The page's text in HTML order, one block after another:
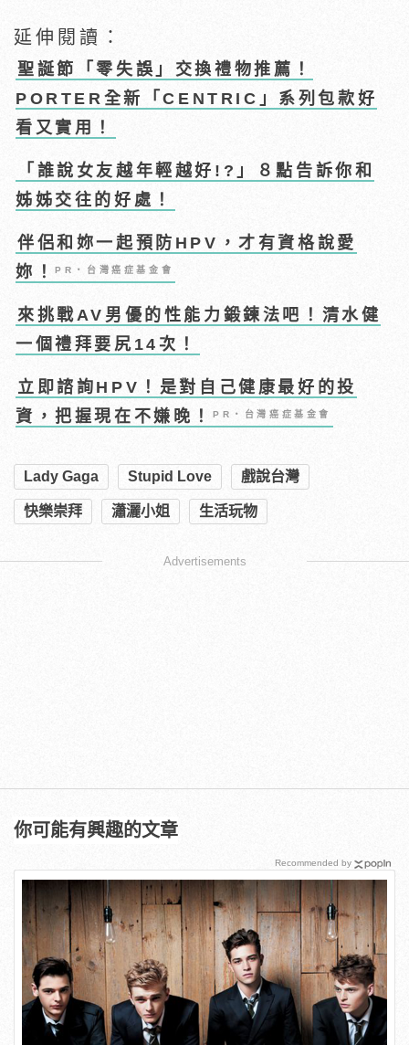
延伸閱讀：
聖誕節「零失誤」交換禮物推薦！
PORTER全新「CENTRIC」系列包款好
看又實用！
「誰說女友越年輕越好!?」８點告訴你和
姊姊交往的好處！
伴侶和妳一起預防HPV，才有資格說愛
妳！PR・台灣癌症基金會
來挑戰AV男優的性能力鍛鍊法吧！清水健
一個禮拜要尻14次！
立即諮詢HPV！是對自己健康最好的投
資，把握現在不嫌晚！PR・台灣癌症基金會
Lady Gaga Stupid Love 戲說台灣
快樂崇拜 瀟灑小姐 生活玩物
Advertisements
你可能有興趣的文章
Recommended by